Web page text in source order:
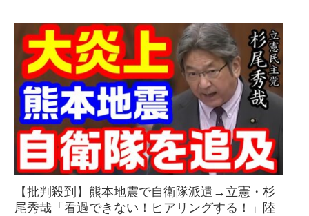
【批判殺到】熊本地震で自衛隊派遣→立憲・杉
尾秀哉「看過できない！ヒアリングする！」陸